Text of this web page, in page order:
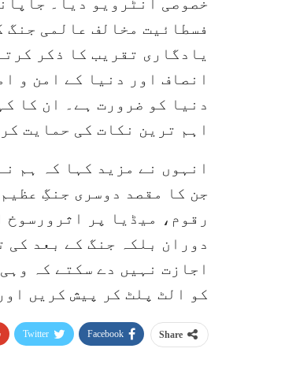
یادگاری تقریب کا ذکر
انصاف اور دنیا کے امن و
دنیا کو ضرورت ہے۔ ان کا
اہم ترین نکات کی حمایت
انہوں نے مزید کہا کہ ہم
جن کا مقصد دوسری جنگِ
رقوم، میڈیا پر
دوران بلکہ جنگ کے بعد کی
اجازت نہیں دے سکتے کہ
کو الٹ پلٹ کر پیش کریں
Share
Facebook
Twitter